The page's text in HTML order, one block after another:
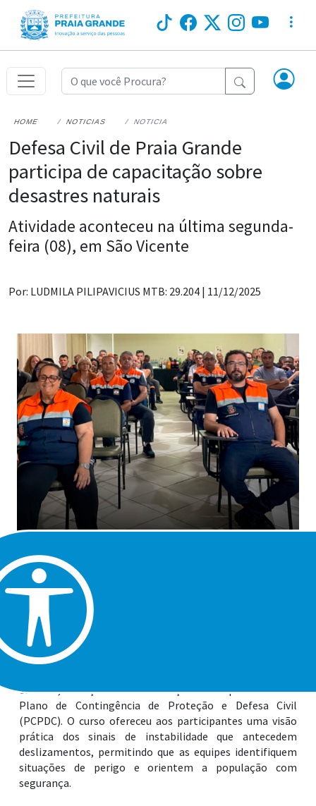
HOME NOTICIAS NOTICIA
Defesa Civil de Praia Grande
participa de capacitação sobre
desastres naturais
Atividade aconteceu na última segunda-
feira (08), em São Vicente
Por: LUDMILA PILIPAVICIUS MTB: 29.204 | 11/12/2025
Defesa Civil da Cidade em uma capacitação sobre
desastres naturais realizada na última segunda-feira (08)
pela Subsecretaria de Proteção e Defesa Civil de São
Vicente. O encontro contou com a participação de
servidores e agentes de outras cidades da região
O foco do treinamento, que teve duração de oito horas,
encosta, reforçando a mobilização municipal dentro do
Plano de Contingência de Proteção e Defesa Civil
(PCPDC). O curso ofereceu aos participantes uma visão
prática dos sinais de instabilidade que antecedem
deslizamentos, permitindo que as equipes identifiquem
situações de perigo e orientem a população com
segurança.